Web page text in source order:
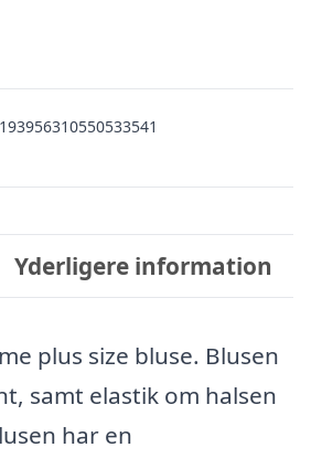
Yderligere information
plus size bluse. Blusen
samt elastik om halsen
har en